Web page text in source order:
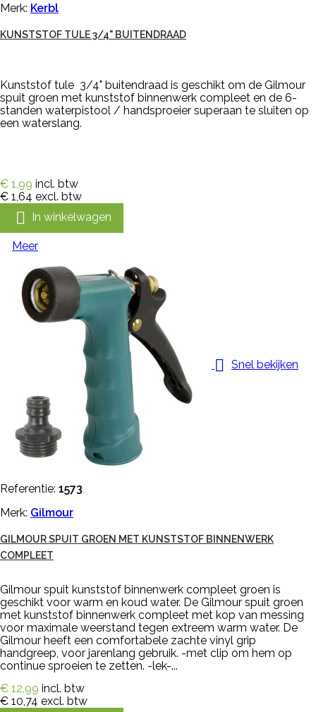
Merk: Kerbl
KUNSTSTOF TULE 3/4" BUITENDRAAD
Kunststof tule 3/4" buitendraad is geschikt om de Gilmour
spuit groen met kunststof binnenwerk compleet en de 6-
standen waterpistool / handsproeier superaan te sluiten op
een waterslang.
€ 1,99 incl. btw
€ 1,64 excl. btw
 In winkelwagen
Meer
 Snel bekijken
Referentie: 1573
Merk: Gilmour
GILMOUR SPUIT GROEN MET KUNSTSTOF BINNENWERK
COMPLEET
Gilmour spuit kunststof binnenwerk compleet groen is
geschikt voor warm en koud water. De Gilmour spuit groen
met kunststof binnenwerk compleet met kop van messing
voor maximale weerstand tegen extreem warm water. De
Gilmour heeft een comfortabele zachte vinyl grip
handgreep, voor jarenlang gebruik. -met clip om hem op
continue sproeien te zetten. -lek-...
€ 12,99 incl. btw
€ 10,74 excl. btw